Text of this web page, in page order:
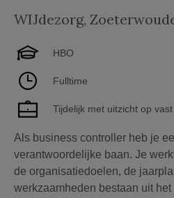
WIJdezorg,
HBO
Fulltime
Tijdelijk met uitzicht op vast
Als business controller heb je
verantwoordelijke baan. Je
de organisatiedoelen, de
werkzaamheden bestaan uit